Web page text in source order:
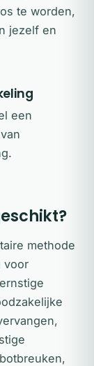
te worden,
jezelf en
een
methode
voor